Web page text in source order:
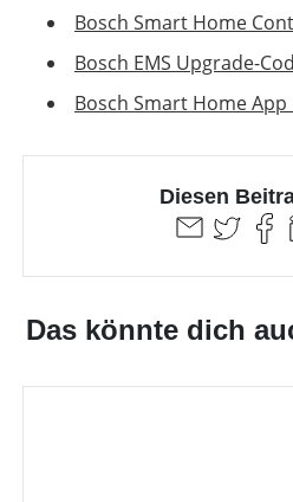
Bosch Smart Home
Bosch EMS Upgrade-
Bosch Smart Home App
Diesen
Das könnte dich